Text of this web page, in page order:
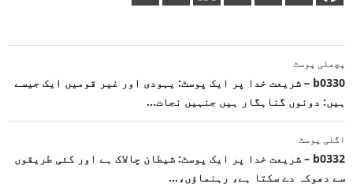
پوسٹوں
کی
نیویگیشن
پچھلی پوسٹ
b0330 – شریعت خدا پر ایک پوسٹ: یہودی اور غیر قومیں ایک جیسے
ہیں: دونوں گناہگار ہیں جنہیں نجات…
اگلی پوسٹ
b0332 – شریعت خدا پر ایک پوسٹ: شیطان چالاک ہے اور کئی طریقوں
سے دھوکہ دے سکتا ہے، رہنماؤں،…